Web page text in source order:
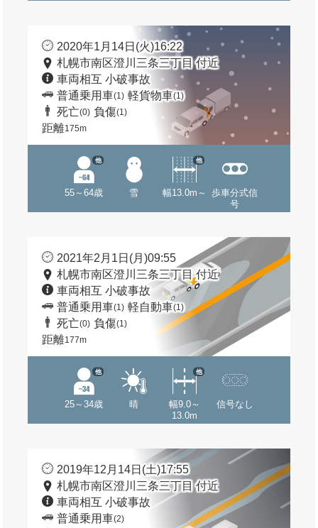
2020年1月14日(火)16:22
札幌市南区澄川三条三丁目 付近
車両相互 小破事故
普通乗用車(1) 軽貨物車(1)
死亡(0) 負傷(1)
距離175m
55～64歳
他
雪 幅13.0m～
他
歩車分式信
号
2021年2月1日(月)09:55
札幌市南区澄川三条三丁目 付近
車両相互 小破事故
普通乗用車(1) 軽自動車(1)
死亡(0) 負傷(1)
距離177m
25～34歳
他
晴
幅9.0～
13.0m
他
信号なし
2019年12月14日(土)17:55
札幌市南区澄川三条三丁目 付近
車両相互 小破事故
普通乗用車(2)